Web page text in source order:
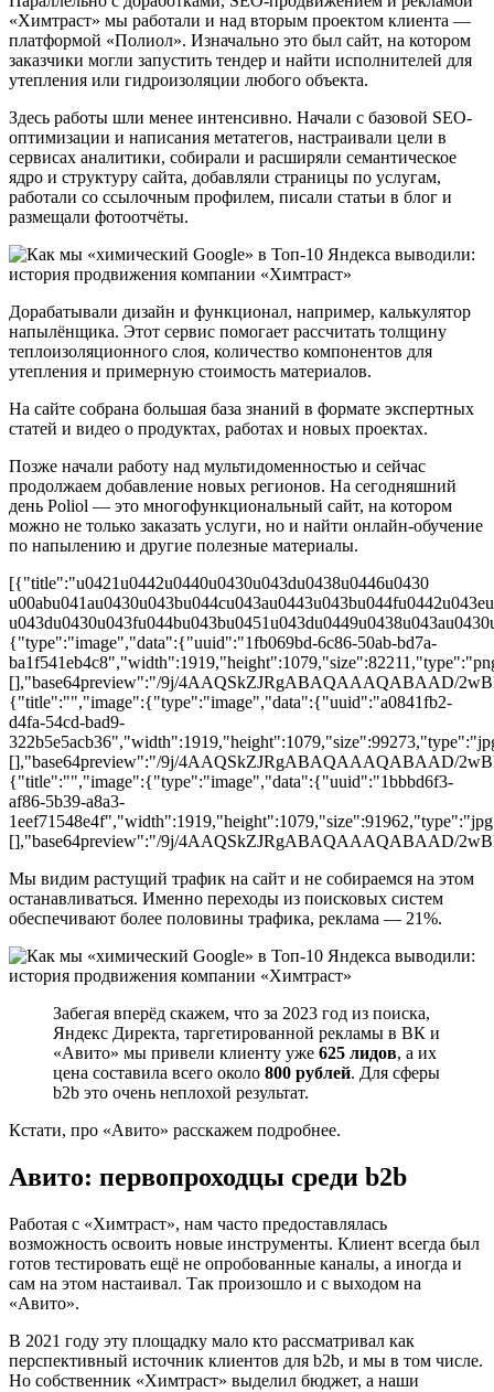
«Химтраст» мы работали и над вторым проектом клиента —
платформой «Полиол». Изначально это был сайт, на котором
заказчики могли запустить тендер и найти исполнителей для
утепления или гидроизоляции любого объекта.
Здесь работы шли менее интенсивно. Начали с базовой SEO-
оптимизации и написания метатегов, настраивали цели в
сервисах аналитики, собирали и расширяли семантическое
ядро и структуру сайта, добавляли страницы по услугам,
работали со ссылочным профилем, писали статьи в блог и
размещали фотоотчёты.
Дорабатывали дизайн и функционал, например, калькулятор
напылёнщика. Этот сервис помогает рассчитать толщину
теплоизоляционного слоя, количество компонентов для
утепления и примерную стоимость материалов.
На сайте собрана большая база знаний в формате экспертных
статей и видео о продуктах, работах и новых проектах.
Позже начали работу над мультидоменностью и сейчас
продолжаем добавление новых регионов. На сегодняшний
день Poliol — это многофункциональный сайт, на котором
можно не только заказать услуги, но и найти онлайн-обучение
по напылению и другие полезные материалы.
[{"title":"u0421u0442u0440u0430u043du0438u0446u0430
{"type":"image","data":{"uuid":"1fb069bd-6c86-50ab-bd7a-
[],"base64preview":"/9j/4AAQSkZJRgABAQAAAQABAAD/
{"title":"","image":{"type":"image","data":{"uuid":"a0841fb2-
d4fa-54cd-bad9-
[],"base64preview":"/9j/4AAQSkZJRgABAQAAAQABAAD/
{"title":"","image":{"type":"image","data":{"uuid":"1bbbd6f3-
af86-5b39-a8a3-
[],"base64preview":"/9j/4AAQSkZJRgABAQAAAQABAAD/
Мы видим растущий трафик на сайт и не собираемся на этом
останавливаться. Именно переходы из поисковых систем
обеспечивают более половины трафика, реклама — 21%.
Забегая вперёд скажем, что за 2023 год из поиска,
Яндекс Директа, таргетированной рекламы в ВК и
«Авито» мы привели клиенту уже 625 лидов, а их
цена составила всего около 800 рублей. Для сферы
b2b это очень неплохой результат.
Кстати, про «Авито» расскажем подробнее.
Авито: первопроходцы среди b2b
Работая с «Химтраст», нам часто предоставлялась
возможность освоить новые инструменты. Клиент всегда был
готов тестировать ещё не опробованные каналы, а иногда и
сам на этом настаивал. Так произошло и с выходом на
«Авито».
В 2021 году эту площадку мало кто рассматривал как
перспективный источник клиентов для b2b, и мы в том числе.
Но собственник «Химтраст» выделил бюджет, а наши